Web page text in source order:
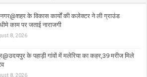
के विकास कार्यों की कलेक्टर ने ली ग्राउंड
काम पर जताई नाराजगी
8, 2026
के पहाड़ी गांवों में मलेरिया का कहर,39 मरीज मिले
8, 2026